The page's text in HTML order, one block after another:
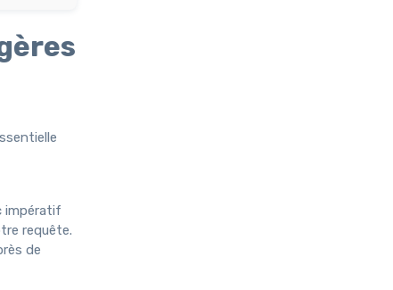
impératif
requête.
de